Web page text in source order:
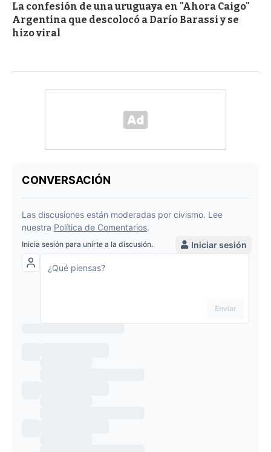
La confesión de una uruguaya en "Ahora Caigo"
Argentina que descolocó a Darío Barassi y se
hizo viral